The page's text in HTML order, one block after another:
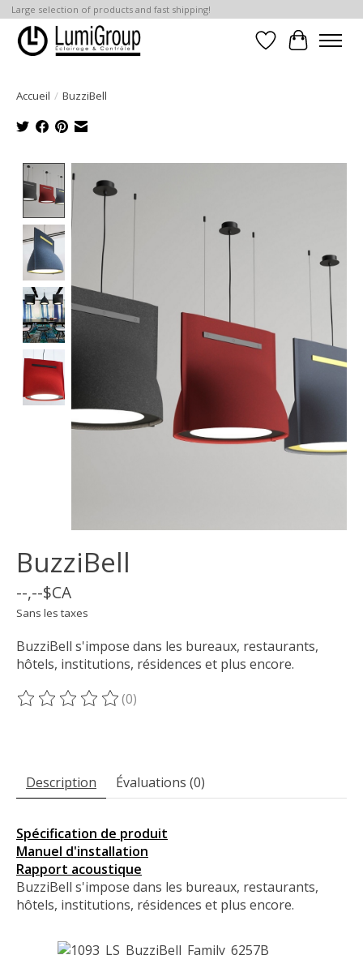
Large selection of products and fast shipping!
Liste dePanier
Accueil / BuzziBell
Product image slideshow Items
BuzziBell
--,--$CA
Sans les taxes
BuzziBell s'impose dans les bureaux, restaurants,
hôtels, institutions, résidences et plus encore.
Ce produit est évalué à
(0)
Description Évaluations (0)
Spécification de produit
Manuel d'installation
Rapport acoustique
BuzziBell s'impose dans les bureaux, restaurants,
hôtels, institutions, résidences et plus encore.